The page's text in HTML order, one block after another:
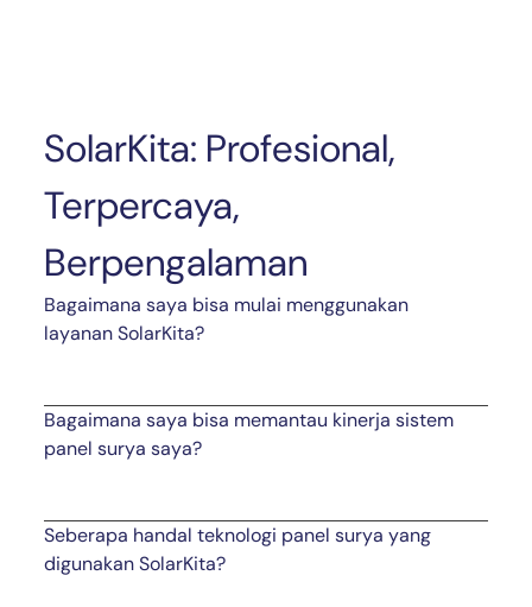
SolarKita: Profesional,
Terpercaya,
Berpengalaman
Bagaimana saya bisa mulai menggunakan
layanan SolarKita?
Bagaimana saya bisa memantau kinerja sistem
panel surya saya?
Seberapa handal teknologi panel surya yang
digunakan SolarKita?